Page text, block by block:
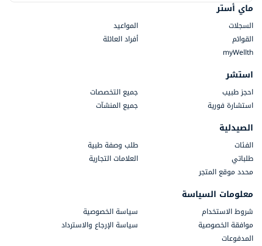
ماي أستر
السجلات
المواعيد
القوائم
أفراد العائلة
myWellth
استشر
احجز طبيب
جميع التخصصات
استشارة فورية
جميع المنشآت
الصيدلية
الفئات
طلب وصفة طبية
طلباتي
العلامات التجارية
محدد موقع المتجر
معلومات السياسة
شروط الاستخدام
سياسة الخصوصية
موافقة الخصوصية
سياسة الإرجاع والاسترداد
المدفوعات